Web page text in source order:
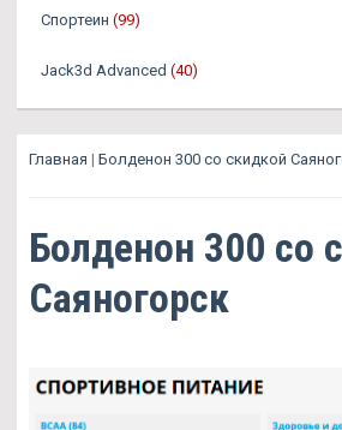
Спортеин (99)
Jack3d Advanced (40)
Главная | Болденон 300 со скидкой
Болденон 300 со
Саяногорск